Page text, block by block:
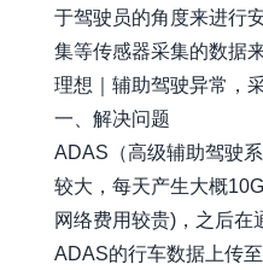
于驾驶员的角度来进行
集等传感器采集的数据
理想｜辅助驾驶异常，
一、解决问题
ADAS（高级辅助驾驶
较大，每天产生大概
网络费用较贵)，之后在
ADAS的行车数据上传